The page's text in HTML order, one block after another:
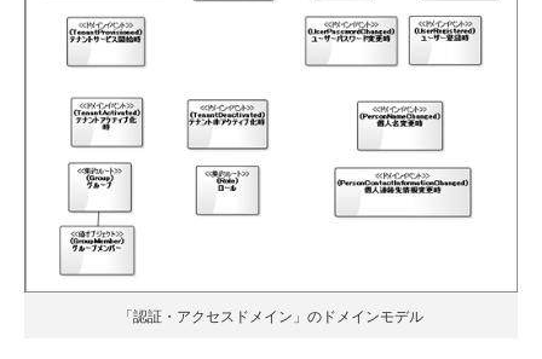
「認証・アクセスドメイン」のドメインモデル